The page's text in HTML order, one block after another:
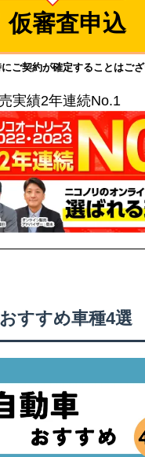
仮審査申込
ご契約が確定することはご
実績2年連続No.1
すすめ車種4選